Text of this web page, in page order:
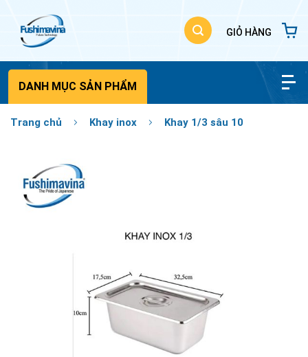
DANH MỤC SẢN PHẨM
Trang chủ Khay inox Khay 1/3 sâu 10